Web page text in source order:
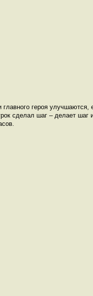
героя улучшаются,
сделал шаг – делает шаг